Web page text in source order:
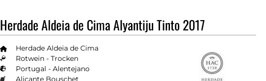
Herdade Aldeia de Cima Alyantiju Tinto 2017
Herdade Aldeia de Cima
Rotwein - Trocken
Portugal - Alentejano
Alicante Bouschet